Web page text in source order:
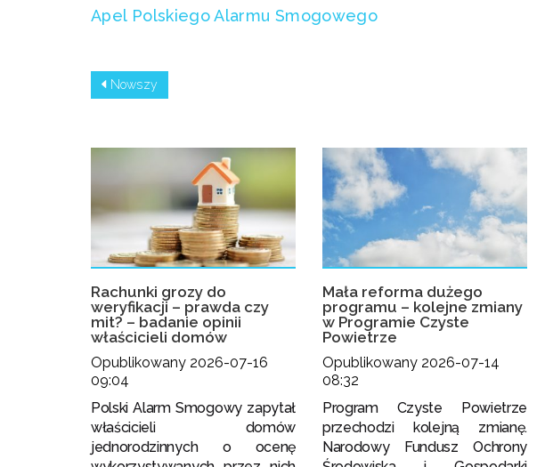
Apel Polskiego Alarmu Smogowego
Nowszy
Rachunki grozy do
weryfikacji – prawda czy
mit? – badanie opinii
właścicieli domów
Opublikowany 2026-07-16
09:04
Polski Alarm Smogowy zapytał
właścicieli domów
jednorodzinnych o ocenę
Mała reforma dużego
programu – kolejne zmiany
w Programie Czyste
Powietrze
Opublikowany 2026-07-14
08:32
Program Czyste Powietrze
przechodzi kolejną zmianę.
Narodowy Fundusz Ochrony